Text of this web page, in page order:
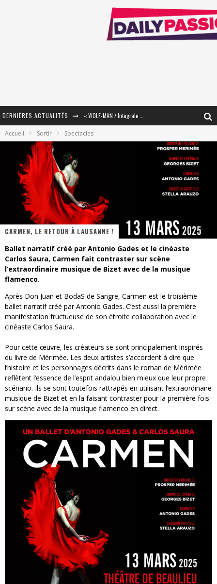
DERNIÈRES ACTUALITÉS
« Dr Wertham / L’homme qui étudia les tueurs en série » - Un Métier à Risque !
Assassin's Creed Black Flag Resynced
« Damn Them All » - Un duo de Choc !
Accueil Sortir Spectacles
CARMEN, LE RETOUR À LAUSANNE !
Ballet narratif créé par Antonio Gades et le cinéaste
Carlos Saura, Carmen fait contraster sur scène
l’extraordinaire musique de Bizet avec de la musique
flamenco.
Après Don Juan et BodaS de Sangre, Carmen est le troisième
ballet narratif créé par Antonio Gades. C’est aussi la première
manifestation fructueuse de son étroite collaboration avec le
cinéaste Carlos Saura.
Pour cette œuvre, les créateurs se sont principalement inspirés
du livre de Mérimée. Les deux artistes s’accordent à dire que
l’histoire et les personnages décrits dans le roman de Mérimée
reflètent l’essence de l’esprit andalou bien mieux que leur propre
scénario. Ils se sont toutefois rattrapés en utilisant l’extraordinaire
musique de Bizet et en la faisant contraster pour la première fois
sur scène avec de la musique flamenco en direct.